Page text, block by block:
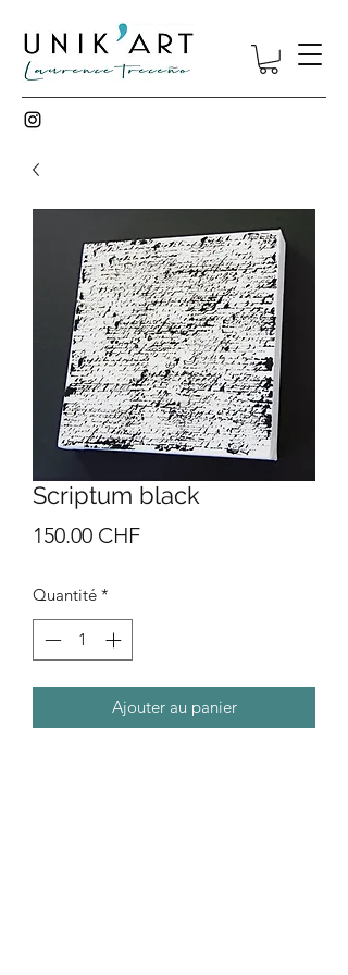
Scriptum black
150.00 CHFPrix
Quantité *
Ajouter au panier